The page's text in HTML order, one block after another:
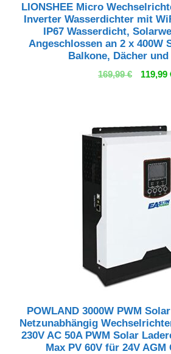
LIONSHEE Micro
Inverter Wasserdichter mit
IP67 Wasserdicht,
Angeschlossen an 2 x 400W
Balkone, Dächer und
169,99€ 119,99
POWLAND 3000W PWM
Netzunabhängig
230V AC 50A PWM Solar
Max PV 60V für 24V